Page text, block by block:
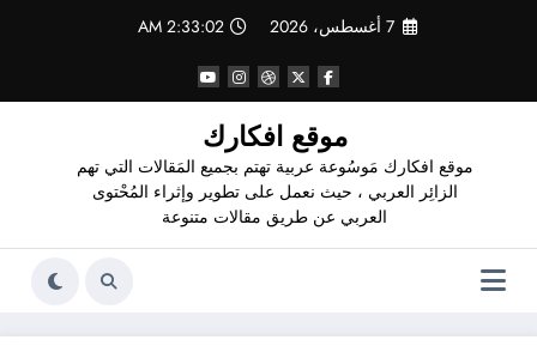
7 أغسطس، 2026 2:33:02 AM
موقع افكارك
موقع افكارك مَوسُوعة عربية تهتم بجميع المَقالات التي تهم
الزائِر العربي ، حيث نعمل على تطوير وإثراء المُحْتوى
العربي عن طريق مقالات متنوعة